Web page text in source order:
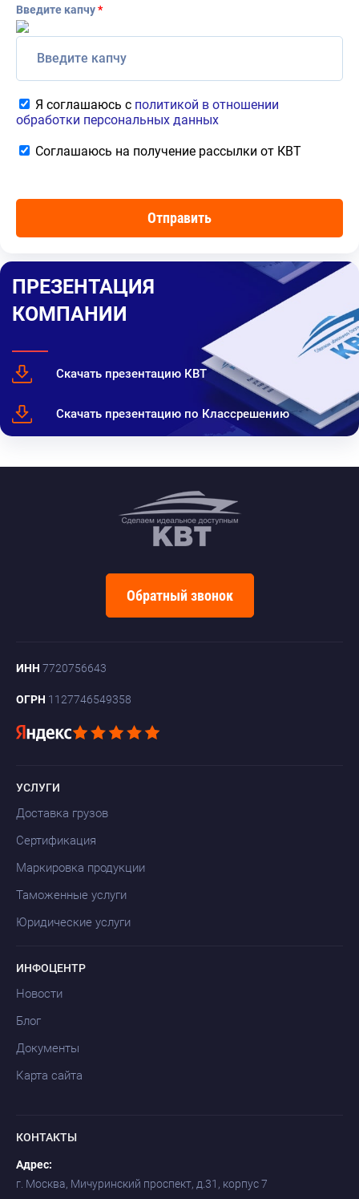
Введите капчу*
Я соглашаюсь с политикой в отношении
обработки персональных данных
Соглашаюсь на получение рассылки от КВТ
ПРЕЗЕНТАЦИЯ
КОМПАНИИ
Скачать презентацию КВТ
Скачать презентацию по Классрешению
Обратный звонок
ИНН 7720756643
ОГРН 1127746549358
УСЛУГИ
Доставка грузов
Сертификация
Маркировка продукции
Таможенные услуги
Юридические услуги
ИНФОЦЕНТР
Новости
Блог
Документы
Карта сайта
КОНТАКТЫ
Адрес:
г. Москва, Мичуринский проспект, д.31, корпус 7